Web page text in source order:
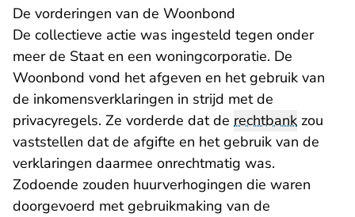
De vorderingen van de Woonbond
De collectieve actie was ingesteld tegen onder
meer de Staat en een woningcorporatie. De
Woonbond vond het afgeven en het gebruik van
de inkomensverklaringen in strijd met de
privacyregels. Ze vorderde dat de rechtbank zou
vaststellen dat de afgifte en het gebruik van de
verklaringen daarmee onrechtmatig was.
Zodoende zouden huurverhogingen die waren
doorgevoerd met gebruikmaking van de